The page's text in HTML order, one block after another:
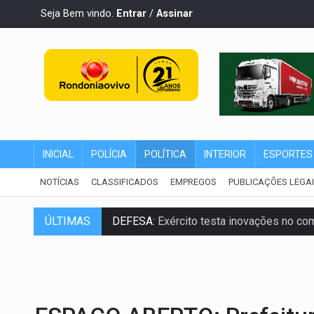
Seja Bem vindo. Entrar / Assinar
INICIAL POLÍCIA POLÍTICA INTERIOR ESPORTES
NOTÍCIAS CLASSIFICADOS EMPREGOS PUBLICAÇÕES
ÚLTIMAS DEFESA: Exército testa inovações no
INFRAESTRUTURA:Após quase 30 anos